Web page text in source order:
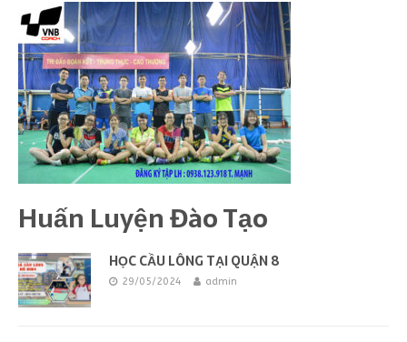
Huấn Luyện Đào Tạo
HỌC CẦU LÔNG TẠI QUẬN 8
29/05/2024 admin